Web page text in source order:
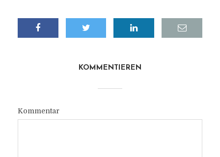
KOMMENTIEREN
Kommentar